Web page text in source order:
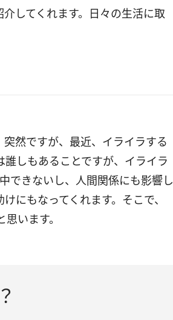
してくれます。日々の生活に取
然ですが、最近、イライラする
しもあることですが、イライラ
できないし、人間関係にも影響し
にもなってくれます。そこで、
います。